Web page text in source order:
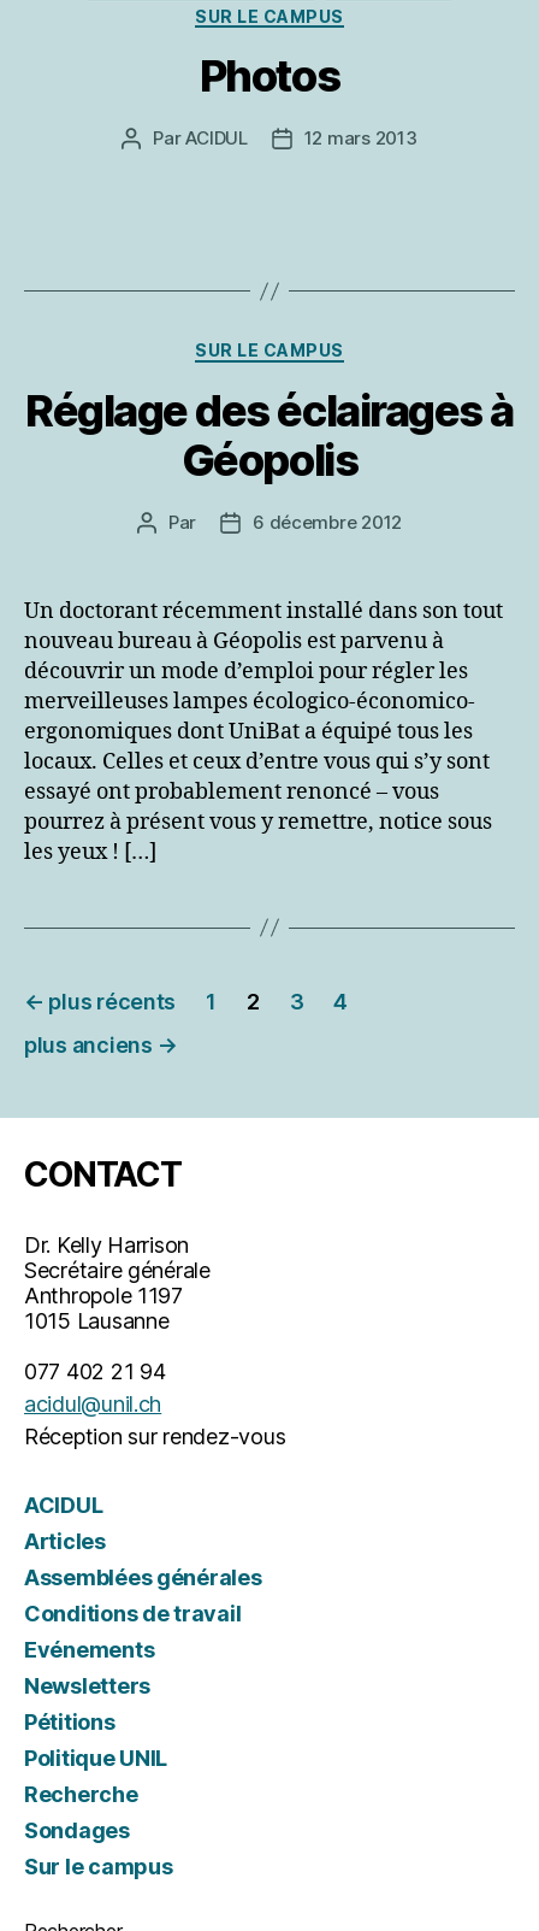
SUR LE CAMPUS
Photos
Auteur
ParACIDUL
Date12 mars 2013
Catégories
SUR LE CAMPUS
Réglage des éclairages à
Géopolis
Auteur
Par
Date6 décembre 2012
Un doctorant récemment installé dans son tout
nouveau bureau à Géopolis est parvenu à
découvrir un mode d’emploi pour régler les
merveilleuses lampes écologico-économico-
ergonomiques dont UniBat a équipé tous les
locaux. Celles et ceux d’entre vous qui s’y sont
essayé ont probablement renoncé – vous
pourrez à présent vous y remettre, notice sous
les yeux ! […]
Pagination
des
← plus récents 1 2 3
4
plus anciens →
CONTACT
Dr. Kelly Harrison
Secrétaire générale
Anthropole 1197
1015 Lausanne
077 402 21 94
acidul@unil.ch
Réception sur rendez-vous
ACIDUL
Articles
Assemblées générales
Conditions de travail
Evénements
Newsletters
Pétitions
Politique UNIL
Recherche
Sondages
Sur le campus